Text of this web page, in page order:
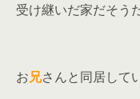
受け継いだ家だそうだ
お兄さんと同居して